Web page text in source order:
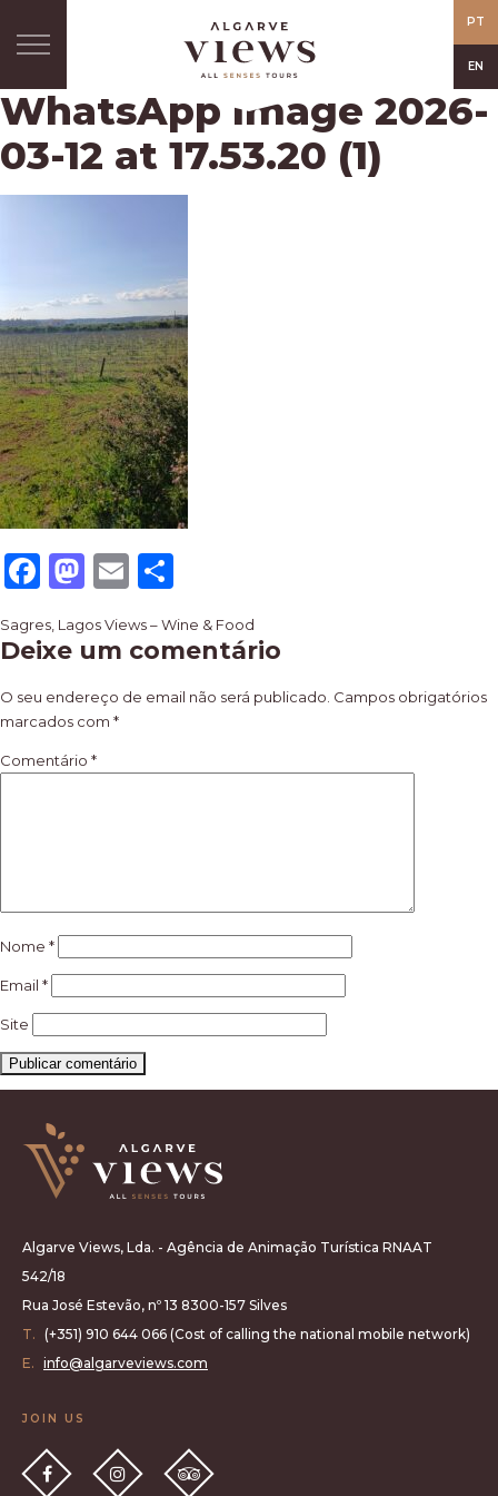
PT
EN
WhatsApp Image 2026-
03-12 at 17.53.20 (1)
Facebook
Mastodon
Email
Navegação
de
artigos
Sagres, Lagos Views – Wine & Food
Deixe um comentário
O seu endereço de email não será publicado. Campos obrigatórios
marcados com *
Comentário *
Nome *
Email *
Site
Algarve Views, Lda. - Agência de Animação Turística RNAAT
542/18
Rua José Estevão, nº 13 8300-157 Silves
T. (+351) 910 644 066 (Cost of calling the national mobile network)
E. info@algarveviews.com
JOIN US